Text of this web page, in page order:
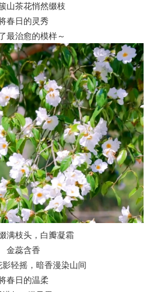
山茶花悄然缀枝
春日的灵秀
最治愈的模样～
满枝头，白瓣凝霜
金蕊含香
影轻摇，暗香漫染山间
春日的温柔